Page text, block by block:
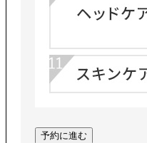
予約に進む